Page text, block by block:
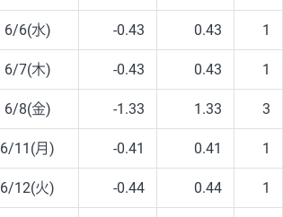
6/6(水) -0.43 0.43 1
6/7(木) -0.43 0.43 1
6/8(金) -1.33 1.33 3
6/11(月) -0.41 0.41 1
6/12(火) -0.44 0.44 1